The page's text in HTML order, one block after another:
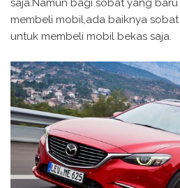
saja.Namun bagi sobat yang
membeli mobil,ada baiknya
untuk membeli mobil bekas saja.